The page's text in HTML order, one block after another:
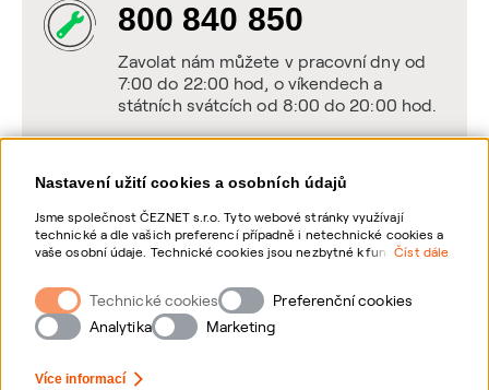
Nastavení užití cookies a osobních údajů
Jsme společnost ČEZNET s.r.o. Tyto webové stránky využívají
technické a dle vašich preferencí případně i netechnické cookies a
vaše osobní údaje. Technické cookies jsou nezbytné k fungování
webové stránky vašim preferencím, k personalizaci reklam a
analytice. Pro sběr a zpracování netechnických cookies a vašich
osobních údajů, nám můžete udělit souhlas. Bližší informace o
vašich právech, zpracování osobních údajů, včetně možnosti
Číst dále
Technické cookies
Preferenční cookies
Analytika
Marketing
Více informací
800 840 850
Zavolat nám můžete v pracovní dny od
7:00 do 22:00 hod, o víkendech a
státních svátcích od 8:00 do 20:00 hod.
Napište nám
POSLAT VZKAZ
Zanechte nám vzkaz online, my se vám
ozveme zpět